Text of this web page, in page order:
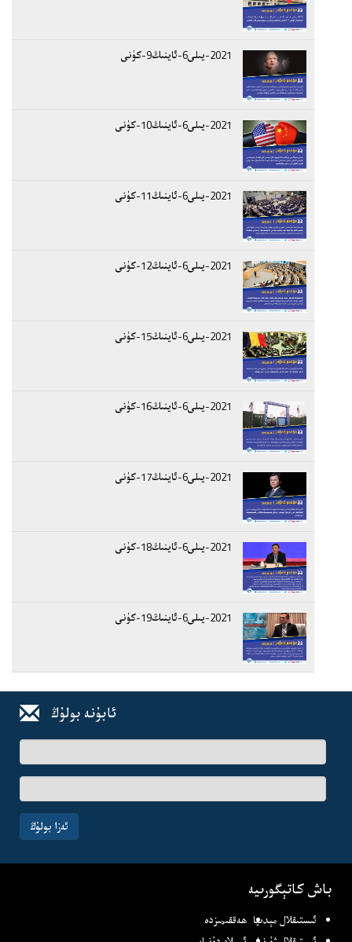
2021-يىلى6-ئاينىڭ9-كۈنى
2021-يىلى6-ئاينىڭ10-كۈنى
2021-يىلى6-ئاينىڭ11-كۈنى
2021-يىلى6-ئاينىڭ12-كۈنى
2021-يىلى6-ئاينىڭ15-كۈنى
2021-يىلى6-ئاينىڭ16-كۈنى
2021-يىلى6-ئاينىڭ17-كۈنى
2021-يىلى6-ئاينىڭ18-كۈنى
2021-يىلى6-ئاينىڭ19-كۈنى
ئابۇنە بولۇڭ
ئىسىم-
فامىلىڭىز
ئېلخەت
ئادرىسىڭىز
ئەزا بولۇڭ
باش كاتېگورىيە
ئىستىقلال مېدىيا ھەققىمىزدە